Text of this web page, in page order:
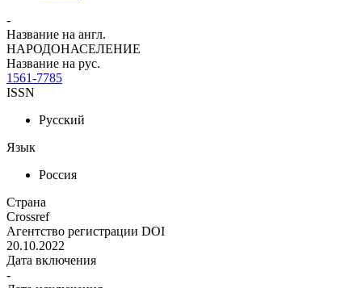
-
Название на англ.
НАРОДОНАСЕЛЕНИЕ
Название на рус.
1561-7785
ISSN
Русский
Язык
Россия
Страна
Crossref
Агентство регистрации DOI
20.10.2022
Дата включения
-